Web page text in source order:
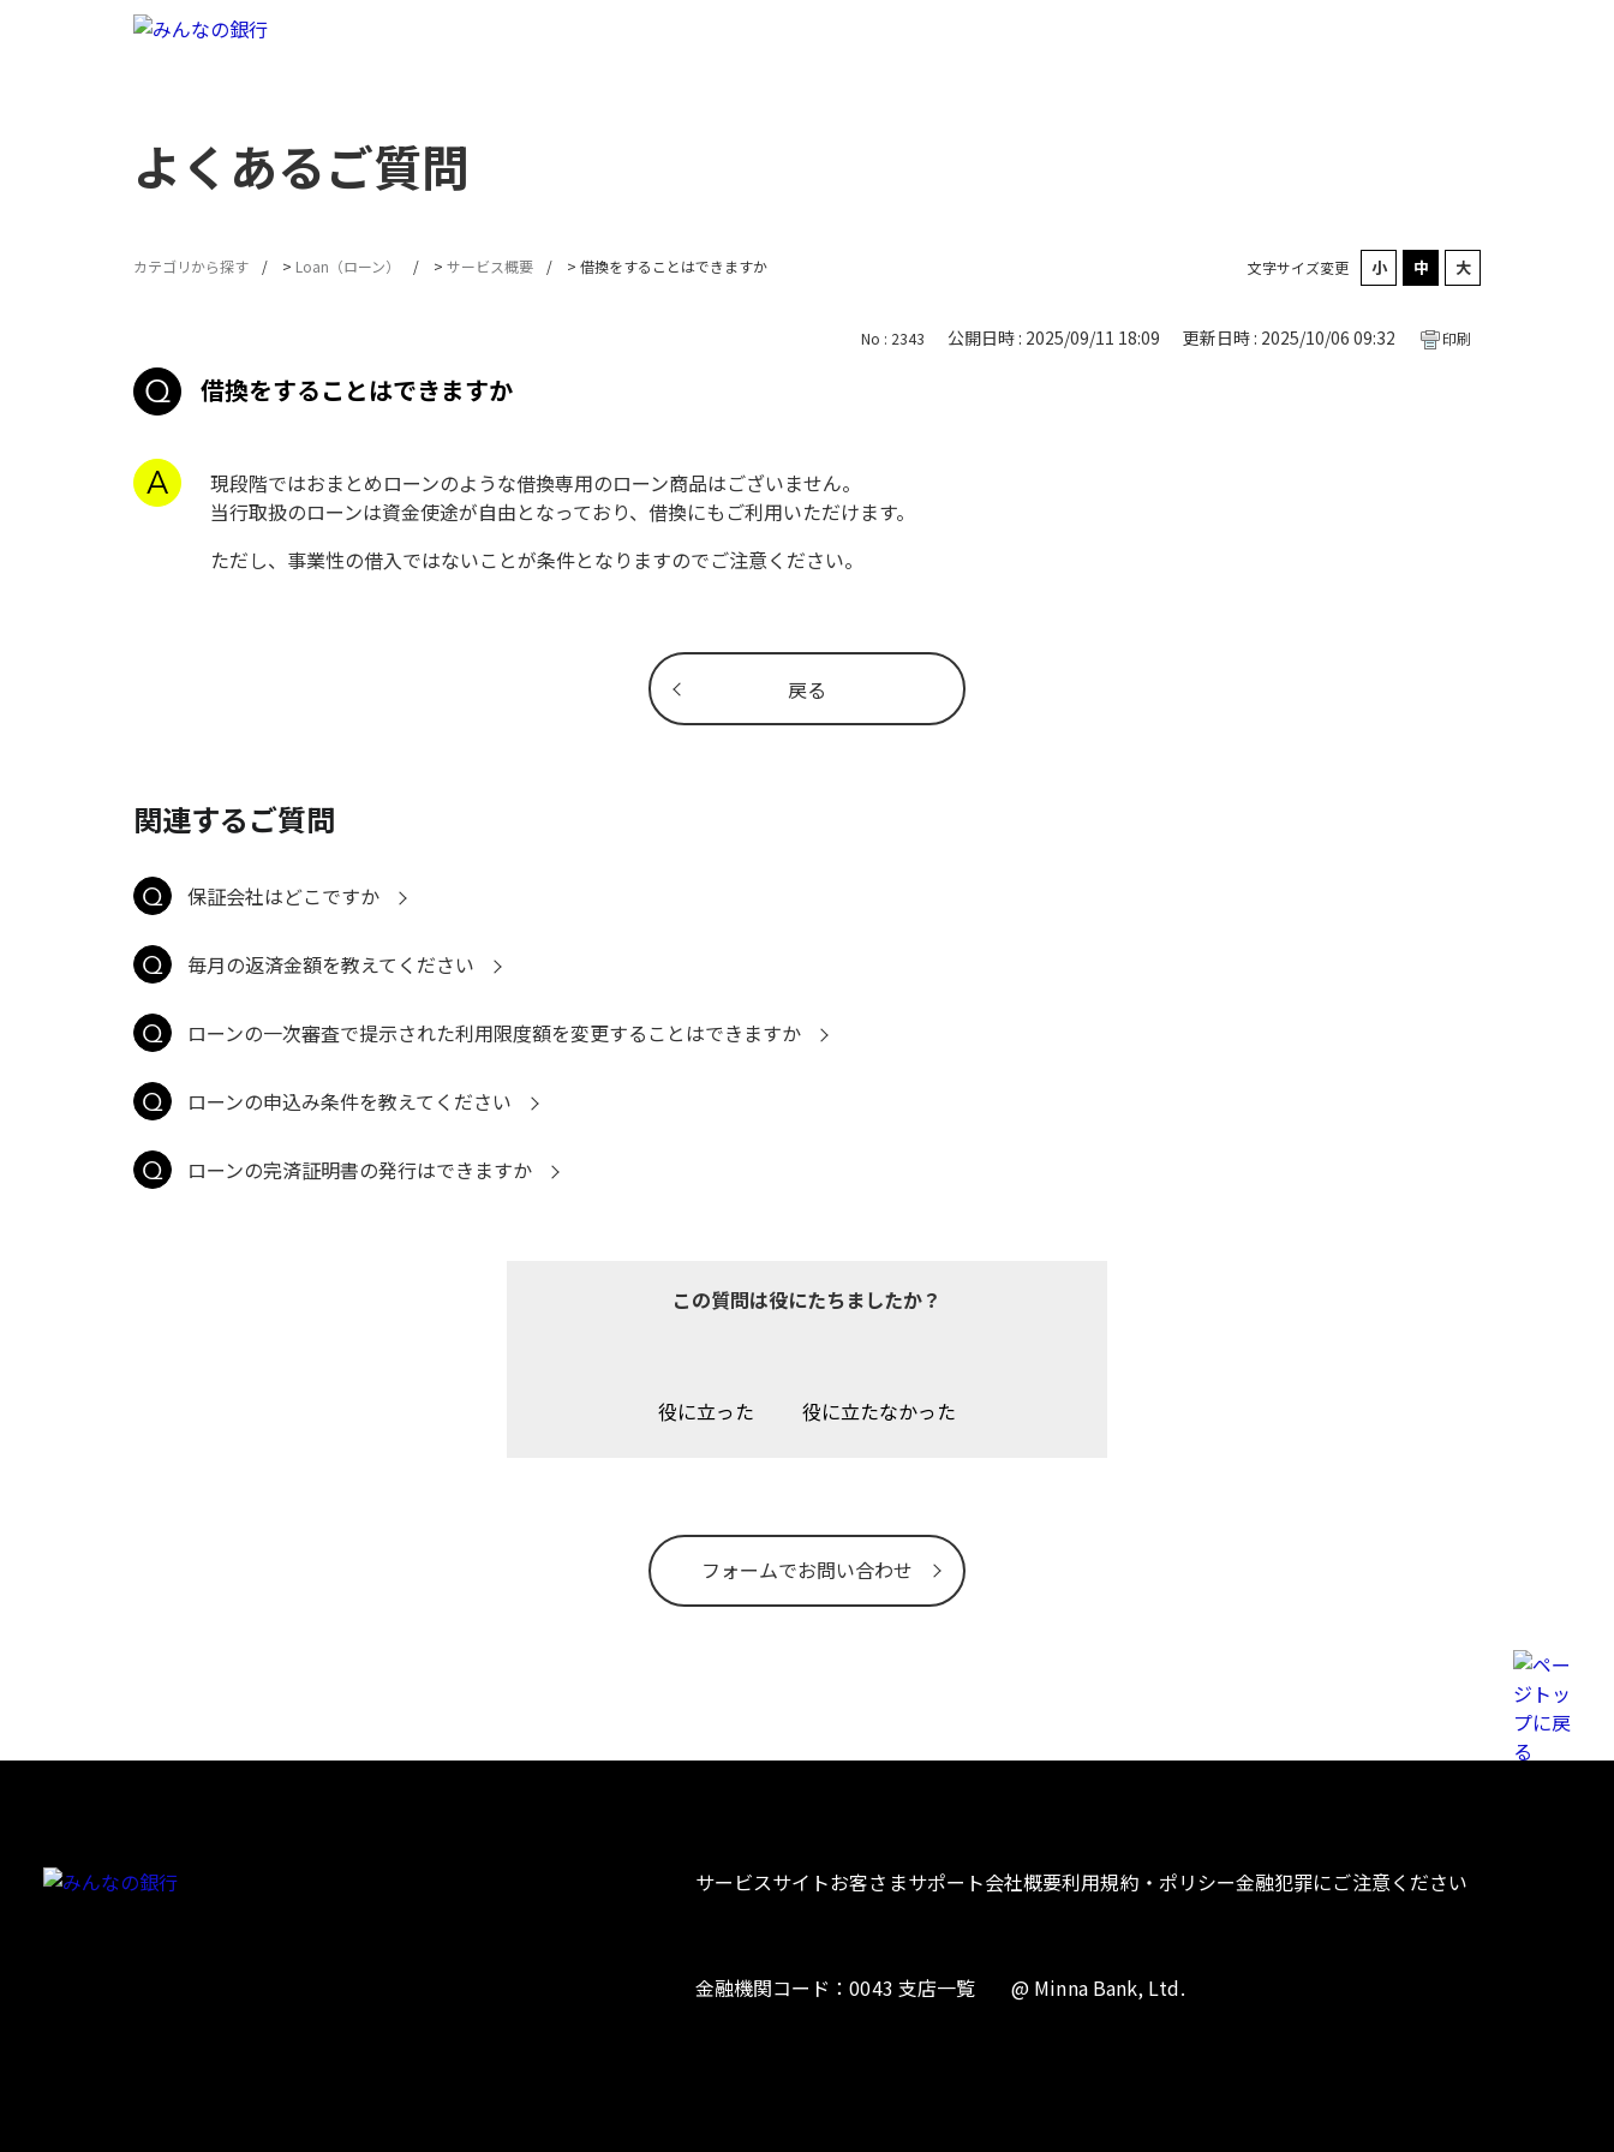
よくあるご質問
文字サイズ変更
カテゴリから探す > Loan（ローン） > サービス概要 > 借換をすることはできますか
戻る
No : 2343 公開日時 : 2025/09/11 18:09 更新日時 : 2025/10/06 09:32 印刷
借換をすることはできますか
現段階ではおまとめローンのような借換専用のローン商品はございません。
当行取扱のローンは資金使途が自由となっており、借換にもご利用いただけます。
ただし、事業性の借入ではないことが条件となりますのでご注意ください。
関連するご質問
保証会社はどこですか
毎月の返済金額を教えてください
ローンの一次審査で提示された利用限度額を変更することはできますか
ローンの申込み条件を教えてください
ローンの完済証明書の発行はできますか
この質問は役にたちましたか？
役に立った 役に立たなかった
フォームでお問い合わせ
サービスサイトお客さまサポート会社概要利用規約・ポリシー金融犯罪にご注意ください
金融機関コード：0043 支店一覧 @ Minna Bank, Ltd.